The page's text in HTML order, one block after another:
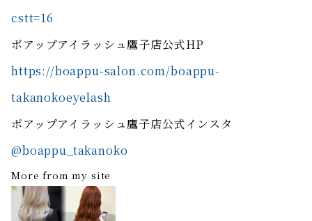
cstt=16
ボアップアイラッシュ鷹子店公式HP
https://boappu-salon.com/boappu-
takanokoeyelash
ボアップアイラッシュ鷹子店公式インスタ
@boappu_takanoko
More from my site